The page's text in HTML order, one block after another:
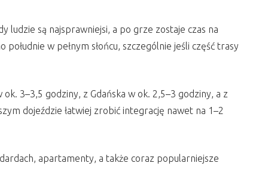
ludzie są najsprawniejsi, a po grze zostaje czas na
w pełnym słońcu, szczególnie jeśli część trasy
3–3,5 godziny, z Gdańska w ok. 2,5–3 godziny, a z
dojeździe łatwiej zrobić integrację nawet na 1–2
apartamenty, a także coraz popularniejsze